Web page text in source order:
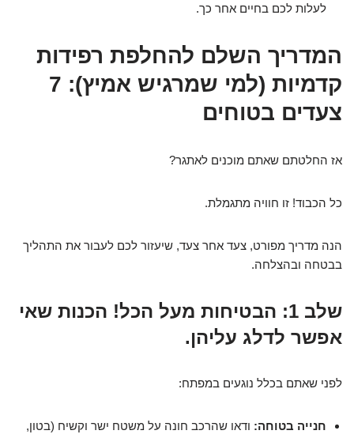
לעלות לכם בחיים אחר כך.
המדריך השלם להחלפת רפידות
קדמיות (למי שמרגיש אמיץ): 7
צעדים בטוחים
אז החלטתם שאתם מוכנים לאתגר?
כל הכבוד! זו חוויה מתגמלת.
הנה מדריך מפורט, צעד אחר צעד, שיעזור לכם לעבור את התהליך
בבטחה ובהצלחה.
שלב 1: הבטיחות מעל הכל! הכנות שאי
אפשר לדלג עליהן.
לפני שאתם בכלל נוגעים במפתח:
חנייה בטוחה: ודאו שהרכב חונה על משטח ישר וקשיח (בטון,